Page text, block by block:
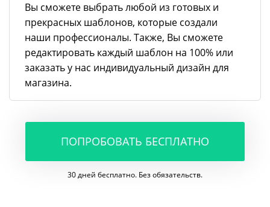
Вы сможете выбрать любой из готовых и
прекрасных шаблонов, которые создали
наши профессионалы. Также, Вы сможете
редактировать каждый шаблон на 100% или
заказать у нас индивидуальный дизайн для
магазина.
ПОПРОБОВАТЬ БЕСПЛАТНО
30 дней бесплатно. Без обязательств.